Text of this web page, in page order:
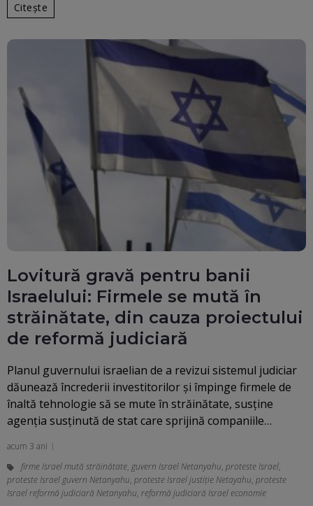
Citește
Lovitură gravă pentru banii
Israelului: Firmele se mută în
străinătate, din cauza proiectului
de reformă judiciară
Planul guvernului israelian de a revizui sistemul judiciar
dăunează încrederii investitorilor şi împinge firmele de
înaltă tehnologie să se mute în străinătate, susţine
agenţia susţinută de stat care sprijină companiile…
acum 3 ani
firme Israel mută străinătate, guvern Israel Netanyahu, proteste Israel,
proteste Israel guvern Netanyahu, proteste Israel justiție Netayahu, proteste
Israel reformă judiciară Netanyahu, reformă judiciară Israel economie